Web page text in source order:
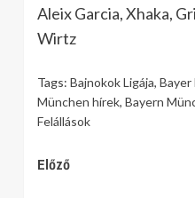
Aleix Garcia, Xhaka,
Wirtz
Tags: Bajnokok Ligája, Bayer
München hírek, Bayern
Felállások
Continue
Előző